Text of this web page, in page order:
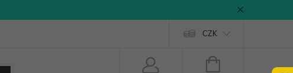
CZK
NÁKUPNÍ